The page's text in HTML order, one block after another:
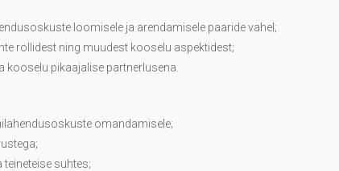
loomisele ja arendamisele paaride vahel;
rollidest ning muudest kooselu aspektidest;
kooselu pikaajalise partnerlusena.
omandamisele;
suhtes;